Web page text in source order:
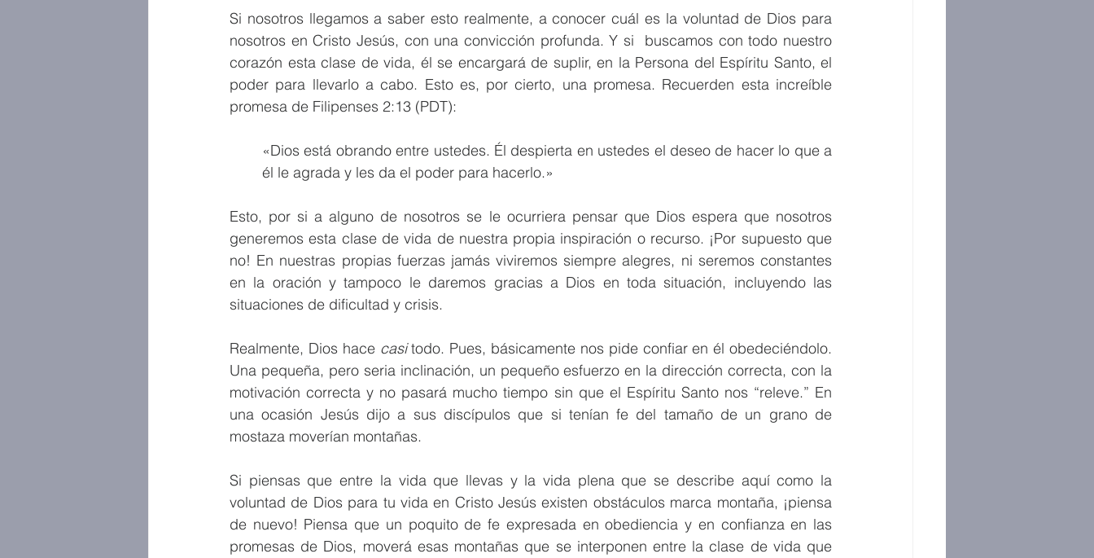
Si nosotros llegamos a saber esto realmente, a conocer cuál es la voluntad de Dios para
nosotros en Cristo Jesús, con una convicción profunda. Y si  buscamos con todo nuestro
corazón esta clase de vida, él se encargará de suplir, en la Persona del Espíritu Santo, el
poder para llevarlo a cabo. Esto es, por cierto, una promesa. Recuerden esta increíble
promesa de Filipenses 2:13 (PDT):
«Dios está obrando entre ustedes. Él despierta en ustedes el deseo de hacer lo que a
él le agrada y les da el poder para hacerlo.»
Esto, por si a alguno de nosotros se le ocurriera pensar que Dios espera que nosotros
generemos esta clase de vida de nuestra propia inspiración o recurso. ¡Por supuesto que
no! En nuestras propias fuerzas jamás viviremos siempre alegres, ni seremos constantes
en la oración y tampoco le daremos gracias a Dios en toda situación, incluyendo las
situaciones de dificultad y crisis.
Realmente, Dios hace casi todo. Pues, básicamente nos pide confiar en él obedeciéndolo.
Una pequeña, pero seria inclinación, un pequeño esfuerzo en la dirección correcta, con la
motivación correcta y no pasará mucho tiempo sin que el Espíritu Santo nos “releve.” En
una ocasión Jesús dijo a sus discípulos que si tenían fe del tamaño de un grano de
mostaza moverían montañas.
Si piensas que entre la vida que llevas y la vida plena que se describe aquí como la
voluntad de Dios para tu vida en Cristo Jesús existen obstáculos marca montaña, ¡piensa
de nuevo! Piensa que un poquito de fe expresada en obediencia y en confianza en las
promesas de Dios, moverá esas montañas que se interponen entre la clase de vida que